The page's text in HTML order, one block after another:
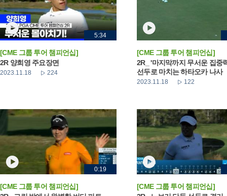
5:34
[CME 그룹 투어 챔피언십]
2R 양희영 주요장면
2023.11.18 224
[CME 그룹 투어 챔피언십]
2R_ '마지막까지 무서운 집중
선두로 마치는 하타오카 나사
2023.11.18 122
0:19
[CME 그룹 투어 챔피언십]
[CME 그룹 투어 챔피언십]